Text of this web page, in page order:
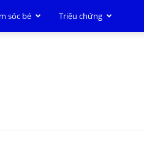
sóc bé Triệu chứng